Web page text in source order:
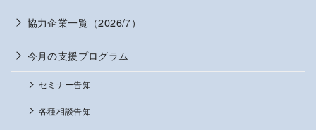
協力企業一覧（2026/7）
今月の支援プログラム
セミナー告知
各種相談告知